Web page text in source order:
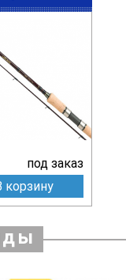
под заказ
корзину